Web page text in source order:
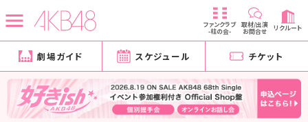
ファンクラブ
-柱の会-
取材/出演
お問合せ リクルート
劇場ガイド スケジュール チケット